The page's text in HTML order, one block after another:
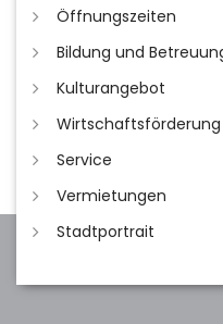
Öffnungszeiten
Bildung und
Kulturangebot
Wirtschaftsförderung
Service
Vermietungen
Stadtportrait